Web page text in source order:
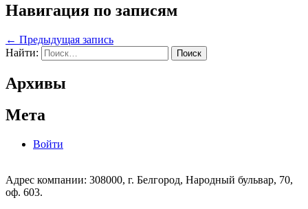
Навигация по записям
← Предыдущая запись
Найти:
Архивы
Мета
Войти
Адрес компании: 308000, г. Белгород, Народный бульвар, 70,
оф. 603.